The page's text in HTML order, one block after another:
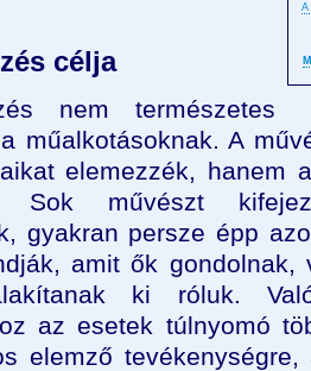
A
célja
nem természetes
műalkotásoknak. A
elemezzék, hanem
Sok művészt
gyakran persze épp
amit ők gondolnak,
ki róluk.
az esetek túlnyomó
elemző